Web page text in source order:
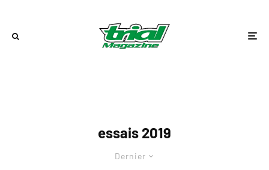
essais 2019
Dernier